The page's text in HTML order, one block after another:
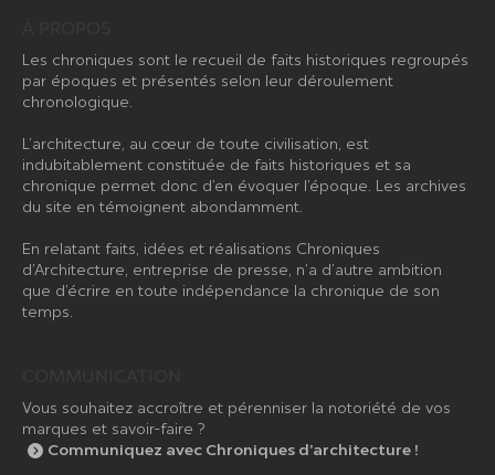
Les chroniques sont le recueil de faits historiques regroupés
par époques et présentés selon leur déroulement
chronologique.
L’architecture, au cœur de toute civilisation, est
indubitablement constituée de faits historiques et sa
chronique permet donc d’en évoquer l’époque. Les archives
du site en témoignent abondamment.
En relatant faits, idées et réalisations Chroniques
d’Architecture, entreprise de presse, n’a d’autre ambition
que d’écrire en toute indépendance la chronique de son
temps.
Vous souhaitez accroître et pérenniser la notoriété de vos
marques et savoir-faire ?
Communiquez avec Chroniques d’architecture !